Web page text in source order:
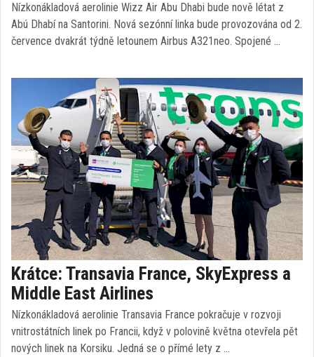
Nízkonákladová aerolinie Wizz Air Abu Dhabi bude nově létat z
Abú Dhabí na Santorini. Nová sezónní linka bude provozována od 2.
července dvakrát týdně letounem Airbus A321neo. Spojené …
Krátce: Transavia France, SkyExpress a
Middle East Airlines
Nízkonákladová aerolinie Transavia France pokračuje v rozvoji
vnitrostátních linek po Francii, když v polovině května otevřela pět
nových linek na Korsiku. Jedná se o přímé lety z …